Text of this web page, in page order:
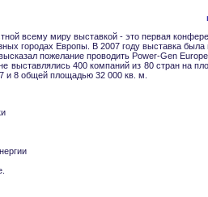
всему миру выставкой - это первая
городах Европы. В 2007 году выставка
пожелание проводить Power-Gen
выставлялись 400 компаний из 80 стран на
и 8 общей площадью 32 000 кв. м.